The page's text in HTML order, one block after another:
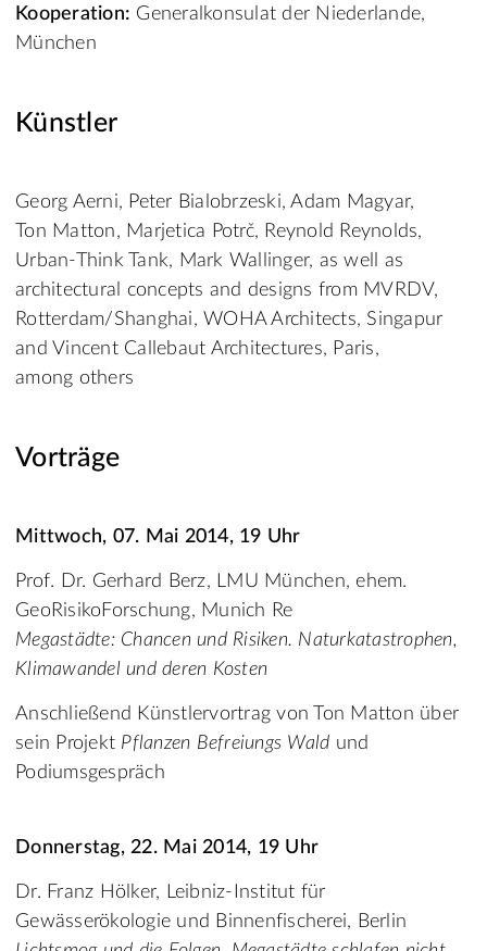
Kooperation: Generalkonsulat der Niederlande,
München
Künstler
Georg Aerni, Peter Bialobrzeski, Adam Magyar,
Ton Matton, Marjetica Potrč, Reynold Reynolds,
Urban-Think Tank, Mark Wallinger, as well as
architectural concepts and designs from MVRDV,
Rotterdam/Shanghai, WOHA Architects, Singapur
and Vincent Callebaut Architectures, Paris,
among others
Vorträge
Mittwoch, 07. Mai 2014, 19 Uhr
Prof. Dr. Gerhard Berz, LMU München, ehem.
GeoRisikoForschung, Munich Re
Megastädte: Chancen und Risiken. Naturkatastrophen,
Klimawandel und deren Kosten
Anschließend Künstlervortrag von Ton Matton über
sein Projekt Pflanzen Befreiungs Wald und
Podiumsgespräch
Donnerstag, 22. Mai 2014, 19 Uhr
Dr. Franz Hölker, Leibniz-Institut für
Gewässerökologie und Binnenfischerei, Berlin